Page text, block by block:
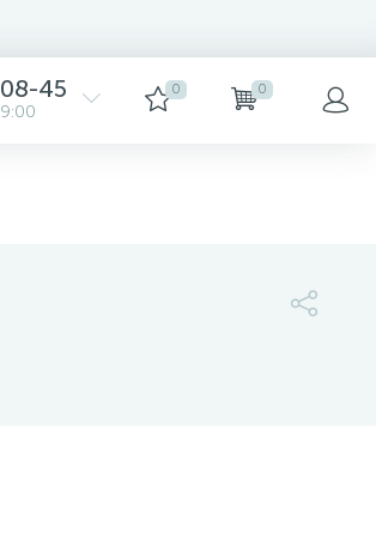
45 0 0